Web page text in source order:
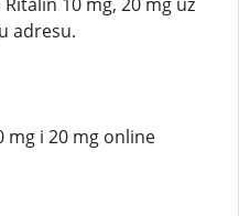
adresu.
mg i 20 mg online